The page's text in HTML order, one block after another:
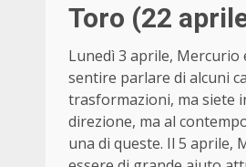
Toro (22
Lunedì 3 aprile,
sentire parlare di alcuni
trasformazioni, ma siete
direzione, ma al
una di queste. Il 5